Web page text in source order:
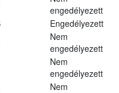
engedélyezett
Engedélyezett
Nem
engedélyezett
Nem
engedélyezett
Nem